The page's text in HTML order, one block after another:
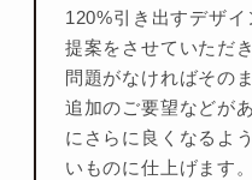
120%引き出すデザ
提案をさせていただき
問題がなければその
追加のご要望などが
にさらに良くなるよ
いものに仕上げます。